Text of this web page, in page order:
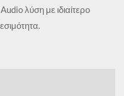
λύση με ιδιαίτερο